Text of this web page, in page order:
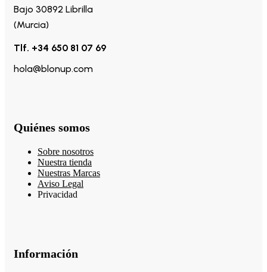
Bajo 30892 Librilla
(Murcia)
Tlf. +34 650 81 07 69
hola@blonup.com
Quiénes somos
Sobre nosotros
Nuestra tienda
Nuestras Marcas
Aviso Legal
Privacidad
Información